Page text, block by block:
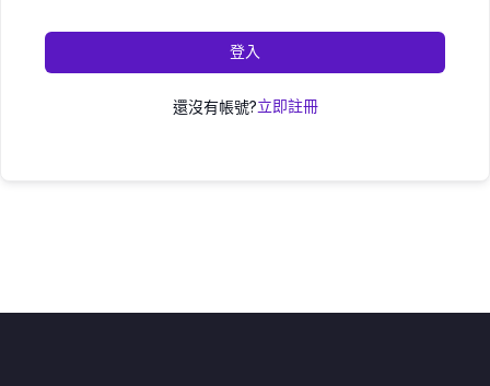
登入
還沒有帳號?立即註冊